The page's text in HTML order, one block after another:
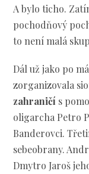
A bylo ticho.
pochodňový
to není malá
Dál už jako po
zorganizovala
zahraničí s
oligarcha Petro
Banderovci.
sebeobrany.
Dmytro Jaroš